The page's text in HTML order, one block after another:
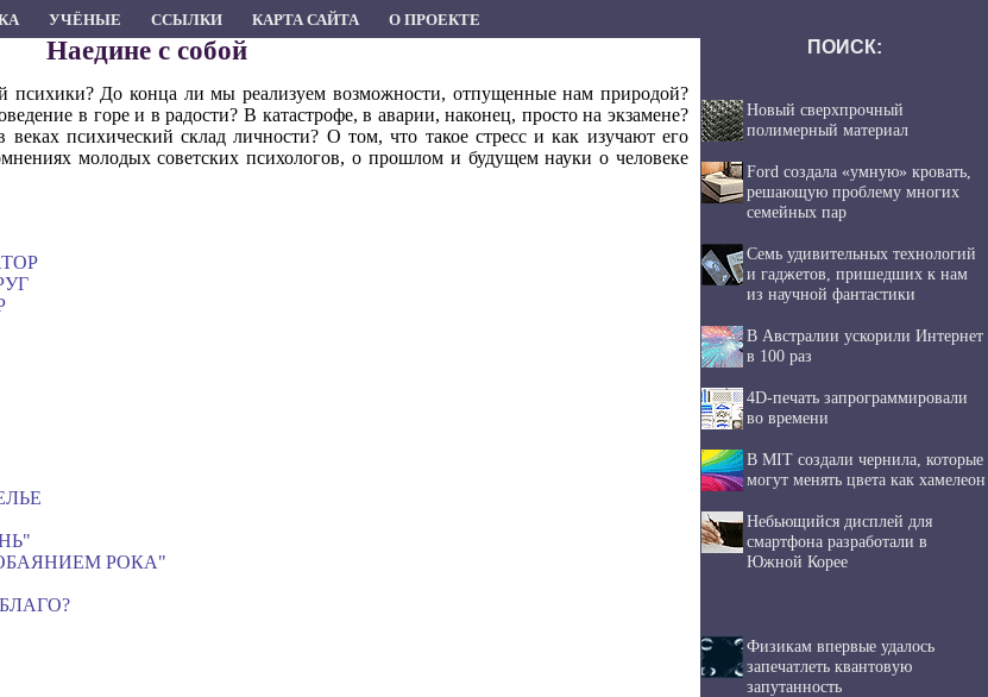
УЧЁНЫЕ ССЫЛКИ КАРТА САЙТА О ПРОЕКТЕ
Наедине с собой
психики? До конца ли мы реализуем возможности, отпущенные нам природой?
в горе и в радости? В катастрофе, в аварии, наконец, просто на экзамене?
психический склад личности? О том, что такое стресс и как изучают его
молодых советских психологов, о прошлом и будущем науки о человеке
РОКА"
ПОИСК:
Новый сверхпрочный
полимерный материал
Ford создала «умную» кровать,
решающую проблему многих
семейных пар
Семь удивительных технологий
и гаджетов, пришедших к нам
из научной фантастики
В Австралии ускорили Интернет
в 100 раз
4D-печать запрограммировали
во времени
В MIT создали чернила, которые
могут менять цвета как хамелеон
Небьющийся дисплей для
смартфона разработали в
Южной Корее
Физикам впервые удалось
запечатлеть квантовую
запутанность